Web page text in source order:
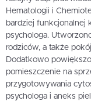
Hematologii i
bardziej funkcjonalnej
psychologa.
rodziców, a także
Dodatkowo
pomieszczenie na
przygotowywania
psychologa i aneks